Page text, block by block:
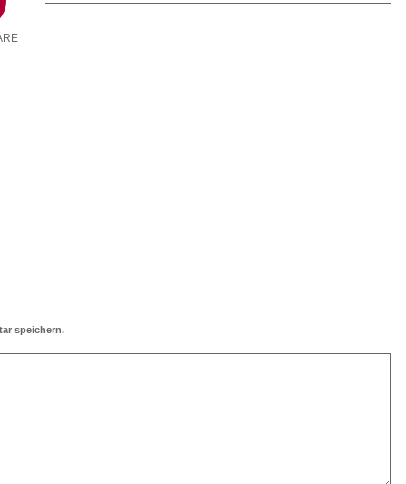
speichern.